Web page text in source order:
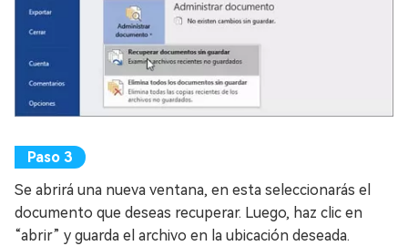
Se abrirá una nueva ventana, en esta seleccionarás el
documento que deseas recuperar. Luego, haz clic en
“abrir” y guarda el archivo en la ubicación deseada.